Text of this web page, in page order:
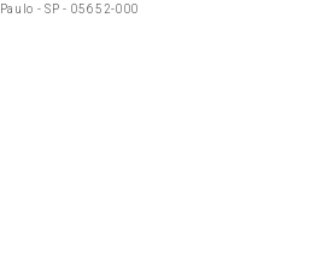
Paulo - SP - 05652-000